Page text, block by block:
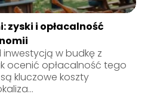
zyski i opłacalność
w budkę z
ocenić opłacalność tego
kluczowe koszty